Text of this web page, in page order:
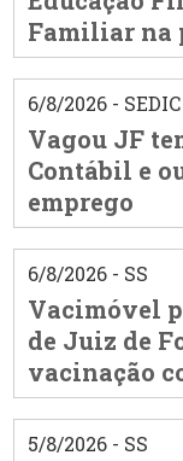
Familiar na
6/8/2026 - SEDIC
Vagou JF
Contábil e
emprego
6/8/2026 - SS
Vacimóvel
de Juiz de
vacinação
5/8/2026 - SS